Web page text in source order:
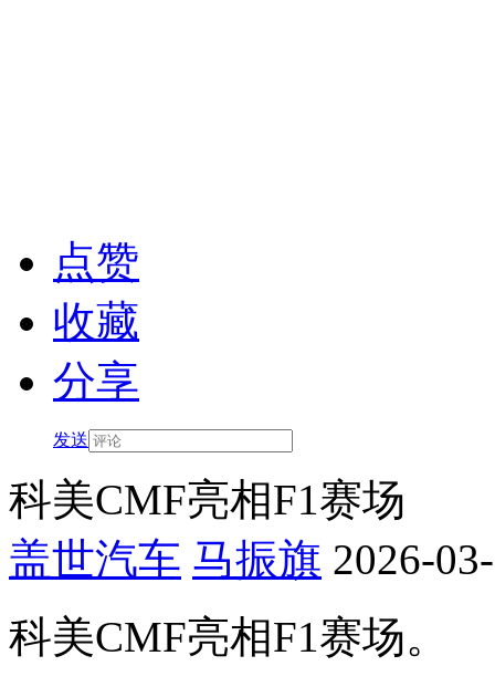
点赞
收藏
分享
发送
​科美CMF亮相F1赛场
盖世汽车 马振旗 2026-
科美CMF亮相F1赛场。